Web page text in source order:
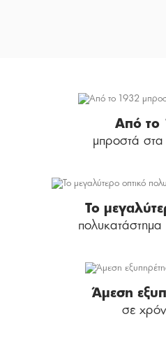
Από το
μπροστά στα
Το
Άμεση
σε